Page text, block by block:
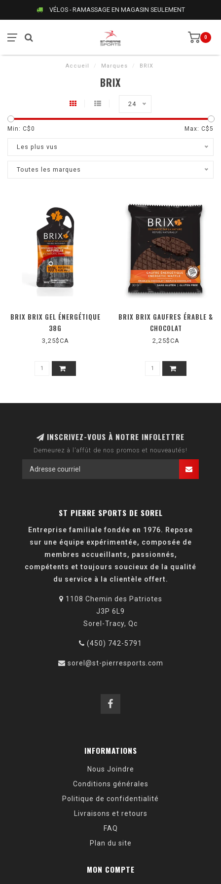
VÉLOS - RAMASSAGE EN MAGASIN SEULEMENT
0
Accueil / Marques / BRIX
BRIX
24
Min: C$0 Max: C$5
Les plus vus
Toutes les marques
BRIX BRIX GEL ÉNERGÉTIQUE
38G
3,25$CA
BRIX BRIX GAUFRES ÉRABLE &
CHOCOLAT
2,25$CA
INSCRIVEZ-VOUS À NOTRE INFOLETTRE
Demeurez à l'affût de nos promos et nouveautés!
ST PIERRE SPORTS DE SOREL
Entreprise familiale fondée en 1976. Repose
sur une équipe expérimentée, composée de
membres accueillants, passionnés,
compétents et toujours soucieux de la qualité
du service à la clientèle offert.
1108 Chemin des Patriotes
J3P 6L9
Sorel-Tracy, Qc
(450) 742-5791
sorel@st-pierresports.com
INFORMATIONS
Nous Joindre
Conditions générales
Politique de confidentialité
Livraisons et retours
FAQ
Plan du site
MON COMPTE